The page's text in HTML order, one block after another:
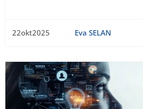
22okt2025 Eva SELAN